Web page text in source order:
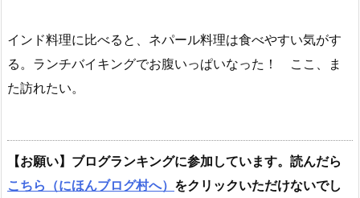
インド料理に比べると、ネパール料理は食べやすい気がす
る。ランチバイキングでお腹いっぱいなった！ ここ、ま
た訪れたい。
【お願い】ブログランキングに参加しています。読んだら
こちら（にほんブログ村へ） をクリックいただけないでし